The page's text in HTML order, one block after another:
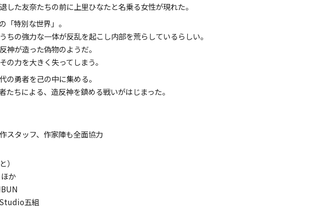
した友奈たちの前に上里ひなたと名乗る女性が現れた。
「特別な世界」。
ちの強力な一体が反乱を起こし内部を荒らしているらしい。
神が造った偽物のようだ。
の力を大きく失ってしまう。
の勇者を己の中に集める。
たちによる、造反神を鎮める戦いがはじまった。
スタッフ、作家陣も全面協力
）
か
Studio五組